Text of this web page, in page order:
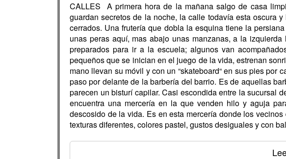
CALLES A primera hora de la mañana salgo de casa
guardan secretos de la noche, la calle todavía esta oscura
cerrados. Una frutería que dobla la esquina tiene la
unas peras aquí, mas abajo unas manzanas, a la
preparados para ir a la escuela; algunos van
pequeños que se inician en el juego de la vida, estrenan
mano llevan su móvil y con un “skateboard“ en sus pies
paso por delante de la barbería del barrio. Es de aquellas
parecen un bisturí capilar. Casi escondida entre la sucursal
encuentra una mercería en la que venden hilo y aguja
descosido de la vida. Es en esta mercería donde los
texturas diferentes, colores pastel, gustos desiguales y con